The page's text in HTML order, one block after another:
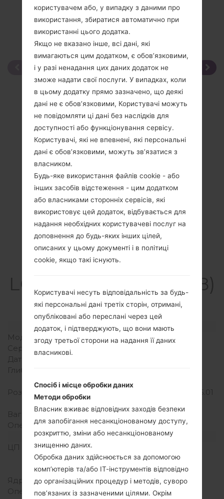
Специфікація
LGD320G8(LGD320G8)
akaLG L70
Модель та її характеристики
Модель
LGD320G8
Серія
Дата випуску
Глибина
дюйма)
Розміри (ширина/висота)
127.2 x 66.8 міліметрів (5.01
Вага
124 грам (4.37 унції)
Операційна система
Android 4.4.x KitKat
Апаратне забезпечення
ЦП (процесор)
Qualcomm MSM8926
Snapdragon 400
Ядра процесора
Двоядерний
Оперативна память
1GB
користувачем або, у випадку з даними про
використання, збиратися автоматично при
використанні цього додатка.
Якщо не вказано інше, всі дані, які
вимагаються цим додатком, є обов’язковими,
і у разі ненадання цих даних додаток не
зможе надати свої послуги. У випадках, коли
в цьому додатку прямо зазначено, що деякі
дані не є обов’язковими, Користувачі можуть
не повідомляти ці дані без наслідків для
доступності або функціонування сервісу.
Користувачі, які не впевнені, які персональні
дані є обов’язковими, можуть зв’язатися з
власником.
Будь-яке використання файлів cookie - або
інших засобів відстеження - цим додатком
або власниками сторонніх сервісів, які
використовує цей додаток, відбувається для
надання необхідних користувачеві послуг на
доповнення до будь-яких інших цілей,
описаних у цьому документі і в політиці
cookie, якщо такі існують.
Користувачі несуть відповідальність за будь-
які персональні дані третіх сторін, отримані,
опубліковані або переслані через цей
додаток, і підтверджують, що вони мають
згоду третьої сторони на надання її даних
власникові.
Спосіб і місце обробки даних
Методи обробки
Власник вживає відповідних заходів безпеки
для запобігання несанкціонованому доступу,
розкриттю, зміни або несанкціонованому
знищенню даних.
Обробка даних здійснюється за допомогою
комп’ютерів та/або ІТ-інструментів відповідно
до організаційних процедур і методів, суворо
пов’язаних із зазначеними цілями. Окрім